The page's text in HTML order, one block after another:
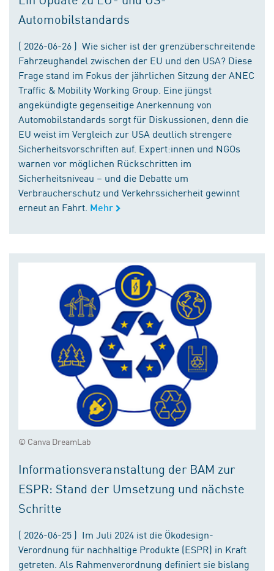
Automobilstandards
( 2026-06-26 ) Wie sicher ist der grenzüberschreitende
Fahrzeughandel zwischen der EU und den USA? Diese
Frage stand im Fokus der jährlichen Sitzung der ANEC
Traffic & Mobility Working Group. Eine jüngst
angekündigte gegenseitige Anerkennung von
Automobilstandards sorgt für Diskussionen, denn die
EU weist im Vergleich zur USA deutlich strengere
Sicherheitsvorschriften auf. Expert:innen und NGOs
warnen vor möglichen Rückschritten im
Sicherheitsniveau – und die Debatte um
Verbraucherschutz und Verkehrssicherheit gewinnt
erneut an Fahrt. Mehr
© Canva DreamLab
Informationsveranstaltung der BAM zur
ESPR: Stand der Umsetzung und nächste
Schritte
( 2026-06-25 ) Im Juli 2024 ist die Ökodesign-
Verordnung für nachhaltige Produkte (ESPR) in Kraft
getreten. Als Rahmenverordnung definiert sie bislang